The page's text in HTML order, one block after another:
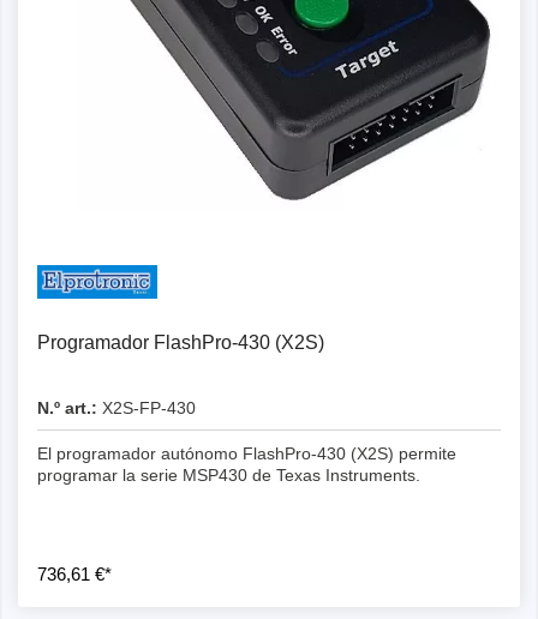
Programador FlashPro-430 (X2S)
N.º art.: X2S-FP-430
El programador autónomo FlashPro-430 (X2S) permite
programar la serie MSP430 de Texas Instruments.
736,61 €*